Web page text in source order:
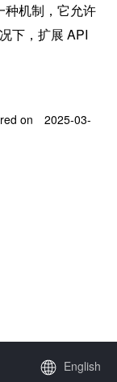
种机制，它允许
下，扩展 API
on
2025-03-
English